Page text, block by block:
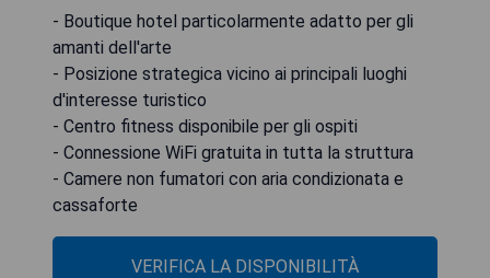
- Boutique hotel particolarmente adatto per gli
amanti dell'arte
- Posizione strategica vicino ai principali luoghi
d'interesse turistico
- Centro fitness disponibile per gli ospiti
- Connessione WiFi gratuita in tutta la struttura
- Camere non fumatori con aria condizionata e
cassaforte
VERIFICA LA DISPONIBILITÀ